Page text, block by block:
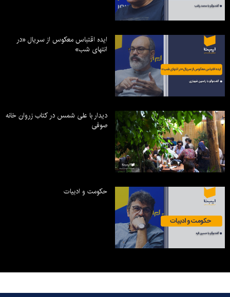
ایده اقتباس معکوس از سریال «در
انتهای شب»
دیدار با علی شمس در کتاب زروان خانه
صوفی
حکومت و ادبیات